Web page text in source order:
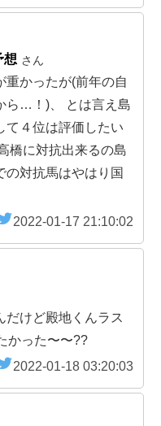
想 さん
重かったが(前年の自
ら…！)、 とは言え島
て４位は評価したい
橋に対抗出来るの島
の対抗馬はやはり国
2022-01-17 21:10:02
だけど殿地くんラス
かった〜〜??
2022-01-18 03:20:03